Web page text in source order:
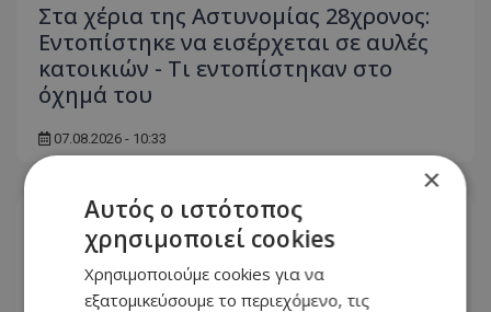
Στα χέρια της Αστυνομίας 28χρονος:
Εντοπίστηκε να εισέρχεται σε αυλές
κατοικιών - Τι εντοπίστηκαν στο
όχημά του
07.08.2026 - 10:33
×
Αυτός ο ιστότοπος
χρησιμοποιεί cookies
Χρησιμοποιούμε cookies για να
εξατομικεύσουμε το περιεχόμενο, τις